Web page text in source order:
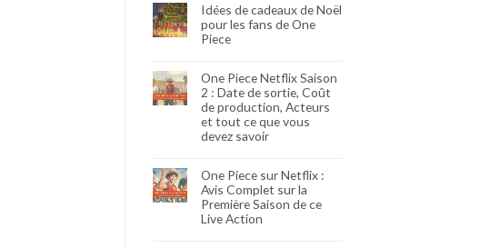
Idées de cadeaux de Noël
pour les fans de One
Piece
One Piece Netflix Saison
2 : Date de sortie, Coût
de production, Acteurs
et tout ce que vous
devez savoir
One Piece sur Netflix :
Avis Complet sur la
Première Saison de ce
Live Action